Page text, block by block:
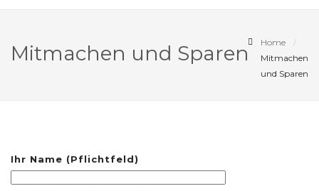
Mitmachen und Sparen
Home
Mitmachen
und Sparen
Ihr Name (Pflichtfeld)